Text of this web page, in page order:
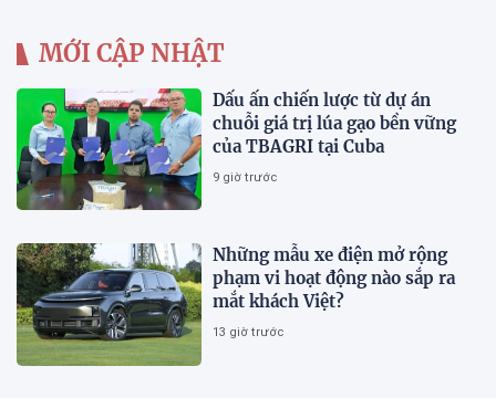
MỚI CẬP NHẬT
Dấu ấn chiến lược từ dự án
chuỗi giá trị lúa gạo bền vững
của TBAGRI tại Cuba
9 giờ trước
Những mẫu xe điện mở rộng
phạm vi hoạt động nào sắp ra
mắt khách Việt?
13 giờ trước